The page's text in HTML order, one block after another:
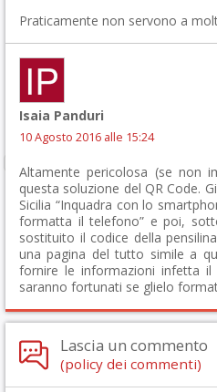
Praticamente non servono a
Isaia Panduri
10 Agosto 2016 alle 15:24
Altamente pericolosa (se non
questa soluzione del QR Code.
Sicilia “Inquadra con lo
formatta il telefono” e poi,
sostituito il codice della
una pagina del tutto simile a
fornire le informazioni infetta il
saranno fortunati se glielo
Lascia un commento
(policy dei commenti)